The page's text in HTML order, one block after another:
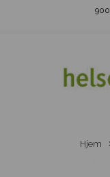
900
Hjem